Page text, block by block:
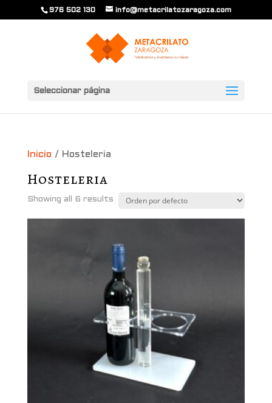
976 502 130 info@metacrilatozaragoza.com
Seleccionar página
Inicio / Hosteleria
Hosteleria
Showing all 6 results